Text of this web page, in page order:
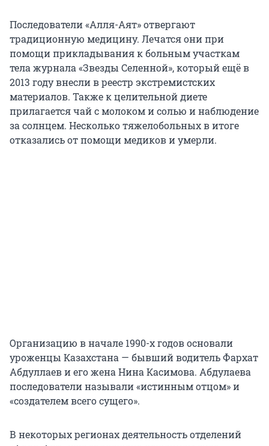
Последователи «Алля-Аят» отвергают
традиционную медицину. Лечатся они при
помощи прикладывания к больным участкам
тела журнала «Звезды Селенной», который ещё в
2013 году внесли в реестр экстремистских
материалов. Также к целительной диете
прилагается чай с молоком и солью и наблюдение
за солнцем. Несколько тяжелобольных в итоге
отказались от помощи медиков и умерли.
Организацию в начале 1990-х годов основали
уроженцы Казахстана — бывший водитель Фархат
Абдуллаев и его жена Нина Касимова. Абдулаева
последователи называли «истинным отцом» и
«создателем всего сущего».
В некоторых регионах деятельность отделений